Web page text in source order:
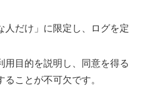
人だけ」に限定し、ログを定
用目的を説明し、同意を得る
ことが不可欠です。